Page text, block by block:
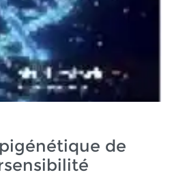
de